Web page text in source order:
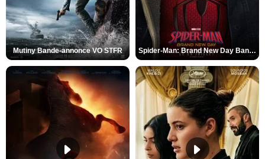
Mutiny Bande-annonce VO STFR Spider-Man: Brand New Day Bande-annonce VO STFR